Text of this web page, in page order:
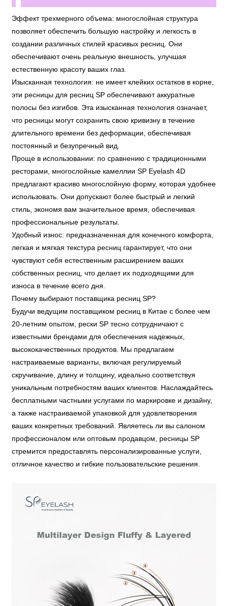
Эффект трехмерного объема: многослойная структура
позволяет обеспечить большую настройку и легкость в
создании различных стилей красивых ресниц. Они
обеспечивают очень реальную внешность, улучшая
естественную красоту ваших глаз.
Изысканная технология: не имеет клейких остатков в корне,
эти ресницы для ресниц SP обеспечивают аккуратные
полосы без изгибов. Эта изысканная технология означает,
что ресницы могут сохранить свою кривизну в течение
длительного времени без деформации, обеспечивая
постоянный и безупречный вид.
Проще в использовании: по сравнению с традиционными
ресторами, многослойные камеллии SP Eyelash 4D
предлагают красиво многослойную форму, которая удобнее
использовать. Они допускают более быстрый и легкий
стиль, экономя вам значительное время, обеспечивая
профессиональные результаты.
Удобный износ: предназначенная для конечного комфорта,
легкая и мягкая текстура ресниц гарантирует, что они
чувствуют себя естественным расширением ваших
собственных ресниц, что делает их подходящими для
износа в течение всего дня.
Почему выбирают поставщика ресниц SP?
Будучи ведущим поставщиком ресниц в Китае с более чем
20-летним опытом, рески SP тесно сотрудничают с
известными брендами для обеспечения надежных,
высококачественных продуктов. Мы предлагаем
настраиваемые варианты, включая регулируемый
скручивание, длину и толщину, идеально соответствуя
уникальным потребностям ваших клиентов. Наслаждайтесь
бесплатными частными услугами по маркировке и дизайну,
а также настраиваемой упаковкой для удовлетворения
ваших конкретных требований. Являетесь ли вы салоном
профессионалом или оптовым продавцом, ресницы SP
стремится предоставлять персонализированные услуги,
отличное качество и гибкие пользовательские решения.